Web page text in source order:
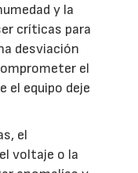
y la
críticas para
desviación
el
el equipo deje
el
voltaje o la